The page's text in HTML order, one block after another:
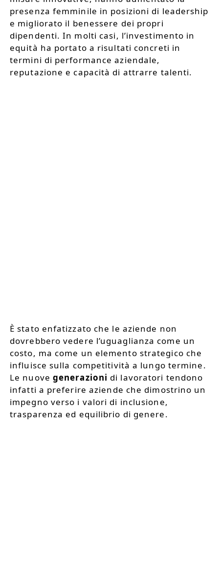
presenza femminile in posizioni di leadership
e migliorato il benessere dei propri
dipendenti. In molti casi, l’investimento in
equità ha portato a risultati concreti in
termini di performance aziendale,
reputazione e capacità di attrarre talenti.
È stato enfatizzato che le aziende non
dovrebbero vedere l’uguaglianza come un
costo, ma come un elemento strategico che
influisce sulla competitività a lungo termine.
Le nuove generazioni di lavoratori tendono
infatti a preferire aziende che dimostrino un
impegno verso i valori di inclusione,
trasparenza ed equilibrio di genere.